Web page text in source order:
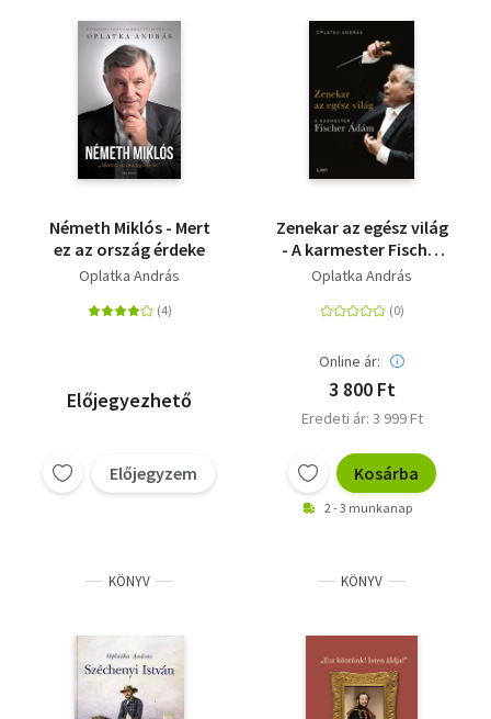
Társadalomtudomány
Természettudomány
Történelem
Németh Miklós - Mert
ez az ország érdeke
Oplatka András
Előjegyezhető
Előjegyzem
Zenekar az egész világ
- A karmester Fischer
Ádám
Oplatka András
Online ár:
3 800 Ft
Eredeti ár: 3 999 Ft
Kosárba
2 - 3 munkanap
KÖNYV KÖNYV